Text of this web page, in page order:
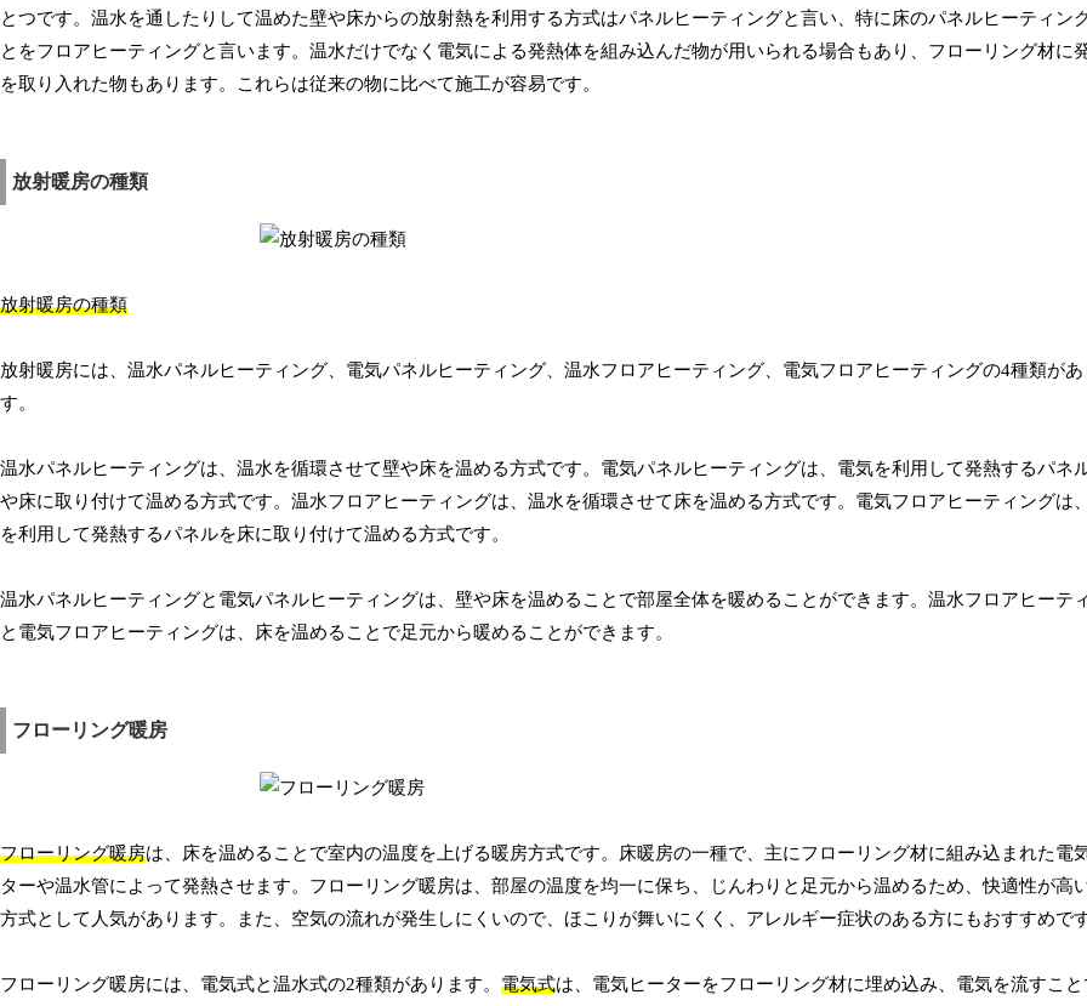
とつです。温水を通したりして温めた壁や床からの放射熱を利用する方式はパネルヒーティングと言い、特に床のパネルヒーティン
とをフロアヒーティングと言います。温水だけでなく電気による発熱体を組み込んだ物が用いられる場合もあり、フローリング材に
を取り入れた物もあります。これらは従来の物に比べて施工が容易です。
放射暖房の種類
放射暖房の種類
放射暖房には、温水パネルヒーティング、電気パネルヒーティング、温水フロアヒーティング、電気フロアヒーティングの4種類があ
す。
温水パネルヒーティングは、温水を循環させて壁や床を温める方式です。電気パネルヒーティングは、電気を利用して発熱するパネ
や床に取り付けて温める方式です。温水フロアヒーティングは、温水を循環させて床を温める方式です。電気フロアヒーティングは
を利用して発熱するパネルを床に取り付けて温める方式です。
温水パネルヒーティングと電気パネルヒーティングは、壁や床を温めることで部屋全体を暖めることができます。温水フロアヒーテ
と電気フロアヒーティングは、床を温めることで足元から暖めることができます。
フローリング暖房
フローリング暖房は、床を温めることで室内の温度を上げる暖房方式です。床暖房の一種で、主にフローリング材に組み込まれた電
ターや温水管によって発熱させます。フローリング暖房は、部屋の温度を均一に保ち、じんわりと足元から温めるため、快適性が高
方式として人気があります。また、空気の流れが発生しにくいので、ほこりが舞いにくく、アレルギー症状のある方にもおすすめです
フローリング暖房には、電気式と温水式の2種類があります。 電気式は、電気ヒーターをフローリング材に埋め込み、電気を流すこ